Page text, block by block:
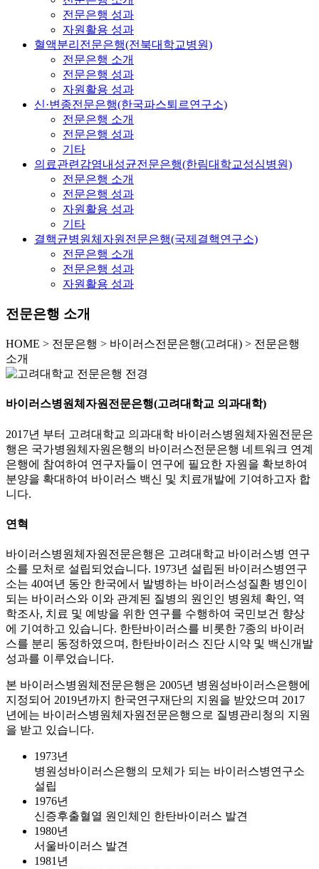
전문은행 성과
자원활용 성과
혈액분리전문은행(전북대학교병원)
전문은행 소개
전문은행 성과
자원활용 성과
신·변종전문은행(한국파스퇴르연구소)
전문은행 소개
전문은행 성과
기타
의료관련감염내성균전문은행(한림대학교성심병원)
전문은행 소개
전문은행 성과
자원활용 성과
기타
결핵균병원체자원전문은행(국제결핵연구소)
전문은행 소개
전문은행 성과
자원활용 성과
전문은행 소개
HOME > 전문은행 > 바이러스전문은행(고려대) > 전문은행
소개
바이러스병원체자원전문은행(고려대학교 의과대학)
2017년 부터 고려대학교 의과대학 바이러스병원체자원전문은
행은 국가병원체자원은행의 바이러스전문은행 네트워크 연계
은행에 참여하여 연구자들이 연구에 필요한 자원을 확보하여
분양을 확대하여 바이러스 백신 및 치료개발에 기여하고자 합
니다.
연혁
바이러스병원체자원전문은행은 고려대학교 바이러스병 연구
소를 모처로 설립되었습니다. 1973년 설립된 바이러스병연구
소는 40여년 동안 한국에서 발병하는 바이러스성질환 병인이
되는 바이러스와 이와 관계된 질병의 원인인 병원체 확인, 역
학조사, 치료 및 예방을 위한 연구를 수행하여 국민보건 향상
에 기여하고 있습니다. 한탄바이러스를 비롯한 7종의 바이러
스를 분리 동정하였으며, 한탄바이러스 진단 시약 및 백신개발
성과를 이루었습니다.
본 바이러스병원체전문은행은 2005년 병원성바이러스은행에
지정되어 2019년까지 한국연구재단의 지원을 받았으며 2017
년에는 바이러스병원체자원전문은행으로 질병관리청의 지원
을 받고 있습니다.
1973년
병원성바이러스은행의 모체가 되는 바이러스병연구소
설립
1976년
신증후출혈열 원인체인 한탄바이러스 발견
1980년
서울바이러스 발견
1981년